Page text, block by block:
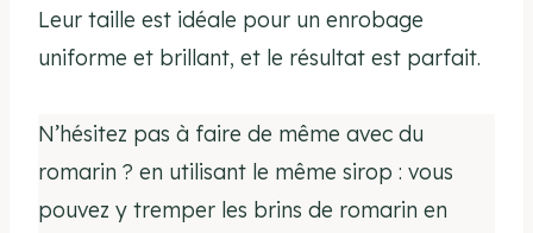
Leur taille est idéale pour un enrobage
uniforme et brillant, et le résultat est parfait.
N’hésitez pas à faire de même avec du
romarin ? en utilisant le même sirop : vous
pouvez y tremper les brins de romarin en